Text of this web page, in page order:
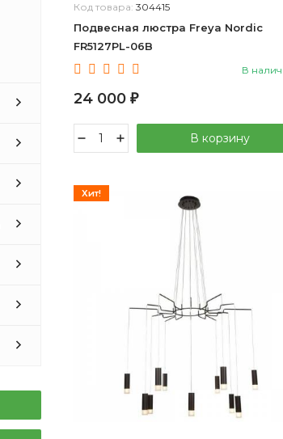
Код товара: 304415
Подвесная люстра Freya Nordic
FR5127PL-06B
В
24 000 ₽
В корзину
Хит!